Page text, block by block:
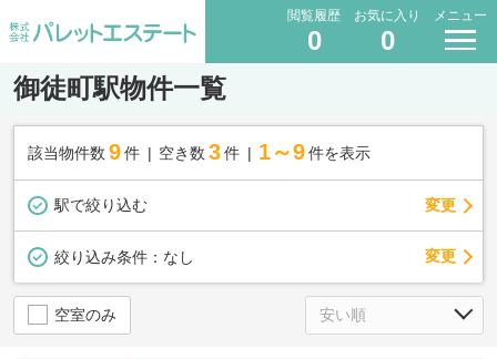
閲覧履歴
0
お気に入り
0
メニュー
御徒町駅物件一覧
該当物件数 9件 空き数 3 件 1～9 件を表示
駅で絞り込む 変更
絞り込み条件： なし 変更
空室のみ